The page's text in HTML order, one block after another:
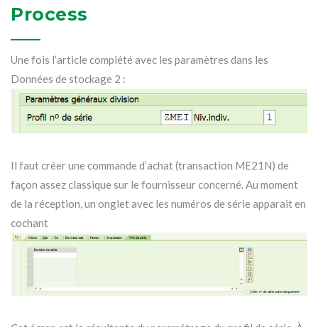
Process
Une fois l’article complété avec les paramètres dans les
Données de stockage 2 :
Il faut créer une commande d’achat (transaction ME21N) de
façon assez classique sur le fournisseur concerné. Au moment
de la réception, un onglet avec les numéros de série apparait en
cochant